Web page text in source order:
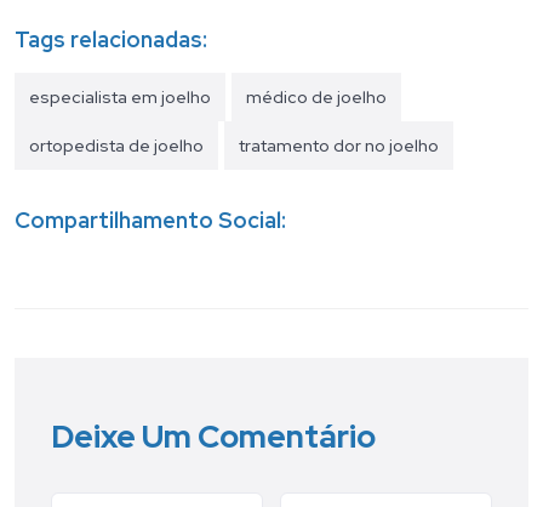
Tags relacionadas:
especialista em joelho médico de joelho
ortopedista de joelho tratamento dor no joelho
Compartilhamento Social:
Deixe Um Comentário